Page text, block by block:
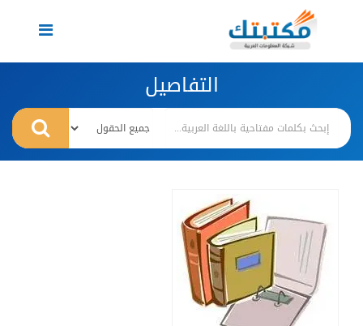
Toggle
navigation
التفاصيل